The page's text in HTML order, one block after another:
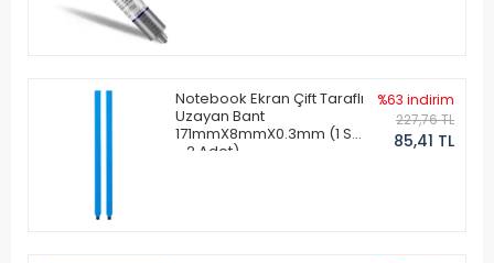
Notebook Ekran Çift Taraflı
Uzayan Bant
171mmX8mmX0.3mm (1 Set
- 2 Adet)
%63 indirim
227,76 TL
85,41 TL